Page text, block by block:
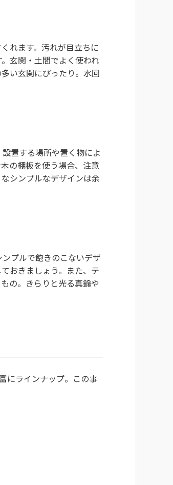
れます。汚れが目立ちに
玄関・土間でよく使われ
い玄関にぴったり。水回
置する場所や置く物によ
の棚板を使う場合、注意
シンプルなデザインは余
プルで飽きのこないデザ
おきましょう。また、テ
の。きらりと光る真鍮や
にラインナップ。この事